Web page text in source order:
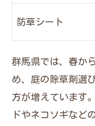
防草シート
群馬県では、春か
め、庭の除草剤選
方が増えています
ドやネコソギなど